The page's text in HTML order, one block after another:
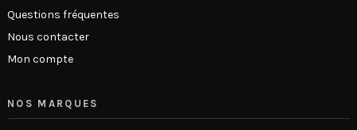
Questions fréquentes
Nous contacter
Mon compte
NOS MARQUES